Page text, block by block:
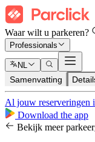
Waar wilt u parkeren?
Professionals
NL
Samenvatting
Al jouw reserveringen
Download the app
Bekijk meer